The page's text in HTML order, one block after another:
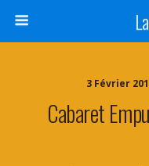
3 Février
Cabaret